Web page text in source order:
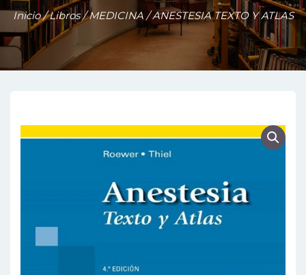
Inicio/Libros/MEDICINA/ ANESTESIA TEXTO Y ATLAS